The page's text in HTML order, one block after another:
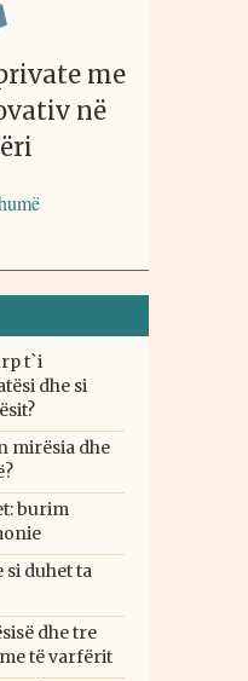
me
në
t`i
dhe si
mirësia dhe
burim
si duhet ta
dhe tre
të varfërit